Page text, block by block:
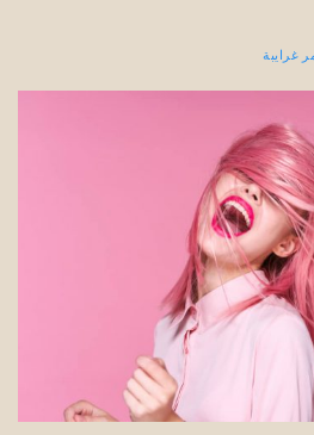
غرايبة